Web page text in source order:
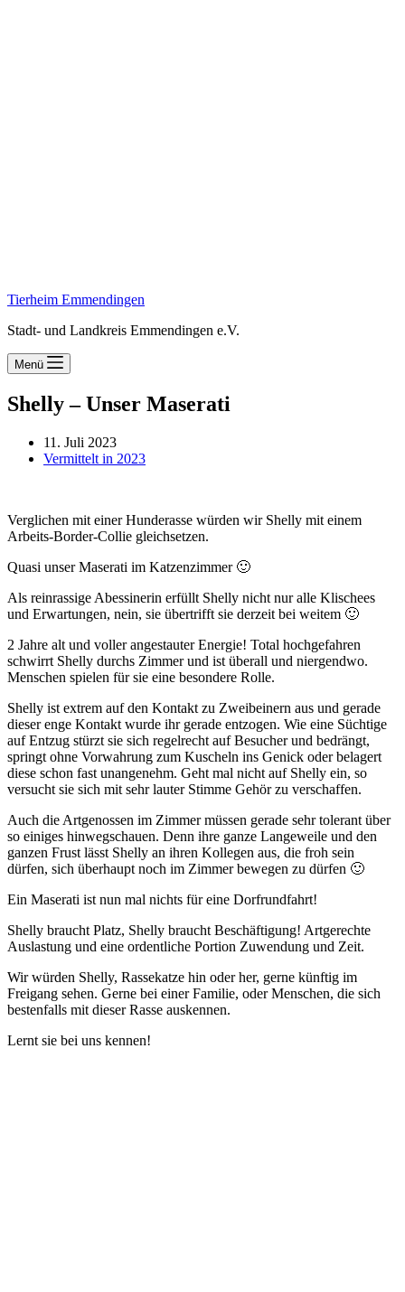
Tierheim Emmendingen
Stadt- und Landkreis Emmendingen e.V.
Menü
Shelly – Unser Maserati
11. Juli 2023
Vermittelt in 2023
Verglichen mit einer Hunderasse würden wir Shelly mit einem
Arbeits-Border-Collie gleichsetzen.
Quasi unser Maserati im Katzenzimmer 🙂
Als reinrassige Abessinerin erfüllt Shelly nicht nur alle Klischees
und Erwartungen, nein, sie übertrifft sie derzeit bei weitem 🙂
2 Jahre alt und voller angestauter Energie! Total hochgefahren
schwirrt Shelly durchs Zimmer und ist überall und niergendwo.
Menschen spielen für sie eine besondere Rolle.
Shelly ist extrem auf den Kontakt zu Zweibeinern aus und gerade
dieser enge Kontakt wurde ihr gerade entzogen. Wie eine Süchtige
auf Entzug stürzt sie sich regelrecht auf Besucher und bedrängt,
springt ohne Vorwahrung zum Kuscheln ins Genick oder belagert
diese schon fast unangenehm. Geht mal nicht auf Shelly ein, so
versucht sie sich mit sehr lauter Stimme Gehör zu verschaffen.
Auch die Artgenossen im Zimmer müssen gerade sehr tolerant über
so einiges hinwegschauen. Denn ihre ganze Langeweile und den
ganzen Frust lässt Shelly an ihren Kollegen aus, die froh sein
dürfen, sich überhaupt noch im Zimmer bewegen zu dürfen 🙂
Ein Maserati ist nun mal nichts für eine Dorfrundfahrt!
Shelly braucht Platz, Shelly braucht Beschäftigung! Artgerechte
Auslastung und eine ordentliche Portion Zuwendung und Zeit.
Wir würden Shelly, Rassekatze hin oder her, gerne künftig im
Freigang sehen. Gerne bei einer Familie, oder Menschen, die sich
bestenfalls mit dieser Rasse auskennen.
Lernt sie bei uns kennen!